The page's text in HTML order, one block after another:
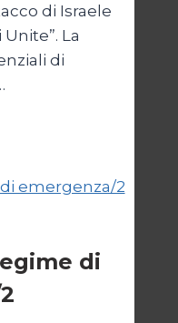
di Israele
La
di
di